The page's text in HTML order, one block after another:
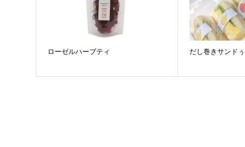
ローゼルハーブティ だし巻きサンドぅ